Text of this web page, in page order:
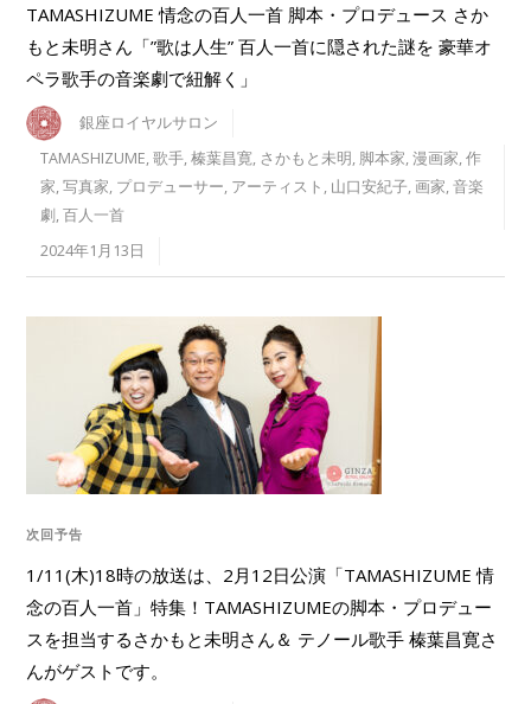
TAMASHIZUME 情念の百人一首 脚本・プロデュース さか
もと未明さん「”歌は人生” 百人一首に隠された謎を 豪華オ
ペラ歌手の音楽劇で紐解く」
銀座ロイヤルサロン
TAMASHIZUME,歌手,榛葉昌寛, さかもと未明, 脚本家,漫画家,作
家,写真家, プロデューサー, アーティスト , 山口安紀子,画家,音楽
劇,百人一首
2024年1月13日
次回予告
1/11(木)18時の放送は、2月12日公演「TAMASHIZUME 情
念の百人一首」特集！TAMASHIZUMEの脚本・プロデュー
スを担当するさかもと未明さん＆ テノール歌手 榛葉昌寛さ
んがゲストです。